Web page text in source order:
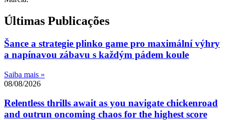
Últimas Publicações
Šance a strategie plinko game pro maximální výhry
a napínavou zábavu s každým pádem koule
Saiba mais »
08/08/2026
Relentless thrills await as you navigate chickenroad
and outrun oncoming chaos for the highest score